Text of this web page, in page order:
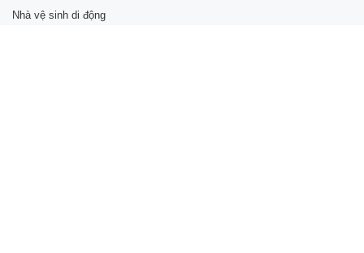
Nhà vệ sinh di động